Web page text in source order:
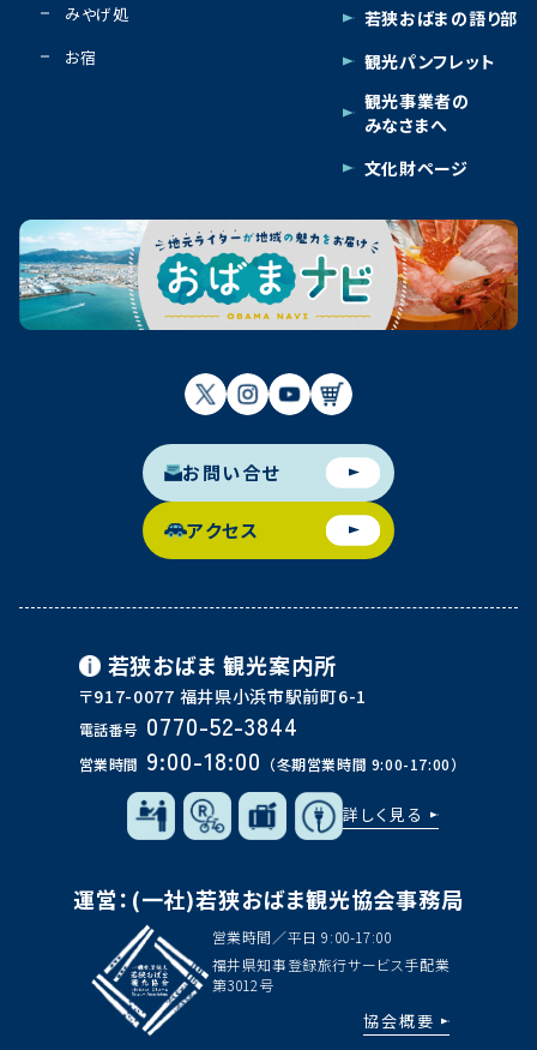
みやげ処
お宿
若狭おばまの語り部
観光パンフレット
観光事業者の
みなさまへ
文化財ページ
お問い合せ
アクセス
若狭おばま 観光案内所
〒917-0077 福井県小浜市駅前町6-1
電話番号 0770-52-3844
営業時間 9:00-18:00 （冬期営業時間 9:00-17:00）
詳しく見る
運営：(一社)若狭おばま観光協会事務局
営業時間／平日 9:00-17:00
福井県知事登録旅行サービス手配業
第3012号
協会概要